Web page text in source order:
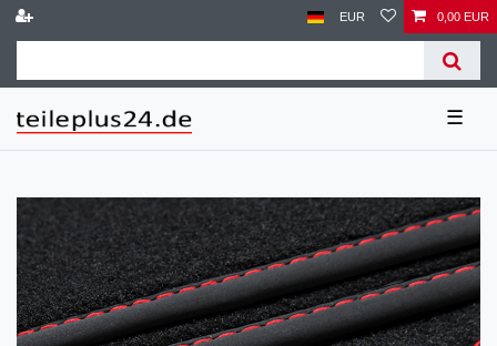
EUR 0,00 EUR
☰